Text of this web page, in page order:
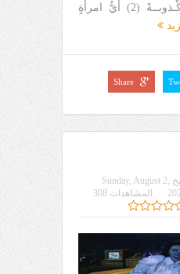
لغاتِ الدنيا تُصْـبِحُ أكْـذوبــهْ (2) أيُّ امرأةٍ
Share
Sunday, August 2,
المشاهدات 308